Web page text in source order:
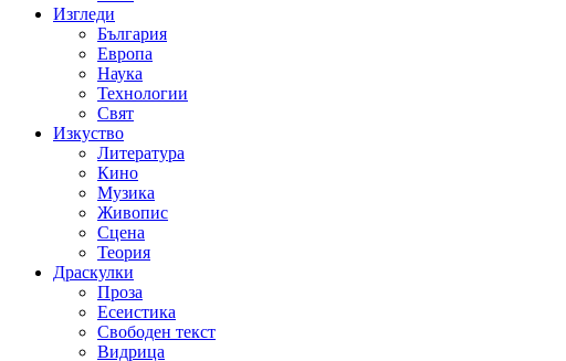
Изгледи
България
Европа
Наука
Технологии
Свят
Изкуство
Литература
Кино
Музика
Живопис
Сцена
Теория
Драскулки
Проза
Есеистика
Свободен текст
Видрица